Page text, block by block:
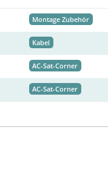
Montage Zubehör
Kabel
AC-Sat-Corner
AC-Sat-Corner